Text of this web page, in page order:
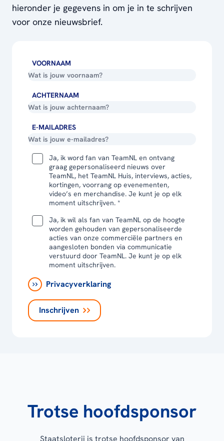
hieronder je gegevens in om je in te schrijven
voor onze nieuwsbrief.
VOORNAAM
ACHTERNAAM
E-MAILADRES
Ja, ik word fan van TeamNL en ontvang
graag gepersonaliseerd nieuws over
TeamNL, het TeamNL Huis, interviews, acties,
kortingen, voorrang op evenementen,
video’s en merchandise. Je kunt je op elk
moment uitschrijven. *
Ja, ik wil als fan van TeamNL op de hoogte
worden gehouden van gepersonaliseerde
acties van onze commerciële partners en
aangesloten bonden via communicatie
verstuurd door TeamNL. Je kunt je op elk
moment uitschrijven.
Privacyverklaring
Inschrijven
Trotse hoofdsponsor
Staatsloterij is trotse hoofdsponsor van